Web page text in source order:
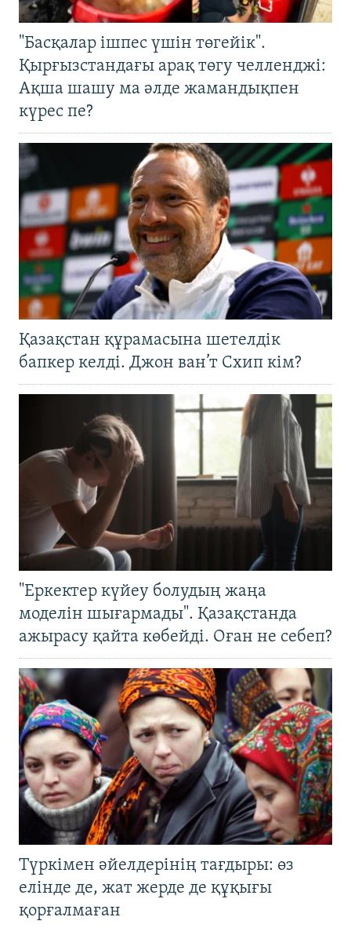
"Басқалар ішпес үшін төгейік".
Қырғызстандағы арақ төгу челленджі:
Ақша шашу ма әлде жамандықпен
күрес пе?
Қазақстан құрамасына шетелдік
бапкер келді. Джон ван’т Схип кім?
"Еркектер күйеу болудың жаңа
моделін шығармады". Қазақстанда
ажырасу қайта көбейді. Оған не себеп?
Түркімен әйелдерінің тағдыры: өз
елінде де, жат жерде де құқығы
қорғалмаған